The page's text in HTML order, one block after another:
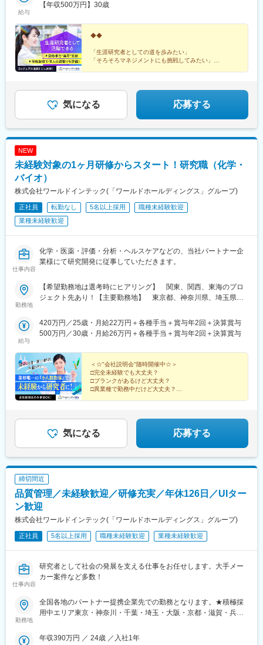
給与
【年収500万円】30歳
◆◆
「生涯研究者としての道を歩みたい」
「そろそろマネジメントにも挑戦してみたい」
◎カジュアル面談も対応しています。お気軽にご相談く
ださい。
気になる 応募する
NEW
未経験対象の1ヶ月研修からスタート！研究職（化学・
バイオ）
株式会社ワールドインテック(「ワールドホールディングス」グループ)
正社員 転勤なし 5名以上採用
職種未経験歓迎
業種未経験歓迎
仕事内容
化学・医薬・評価・分析・ヘルスケアなどの、当社パートナー企
業様にて研究開発に従事していただきます。
勤務地
【希望勤務地は選考時にヒアリング】 関東、関西、東海のプロ
ジェクト先あり！【主要勤務地】 東京都、神奈川県、埼玉県、
賀県、静岡県、愛知県、三重県、広島県、福岡県※住宅補助あり！
（月6万7000円まで会社補助）【配属先一例】中外製薬株式会社
株式会社日東電工株式会社 豊橋事業所ニプロファーマ株式会社 大
舘工場株式会社カネカ株式会社DNPファインケミカル宇都宮株式
会社中外医科学研究所東邦チタニウム株式会社高田製薬株式会社
株式会社理研ジェネシス株式会社マテリアルゲート三井化学EMS
株式会社株式会社エネコート 他＼NEW！エリア制度導入／全国
でスキルを伸ばしたい方も、好きな場所で研究をしたい方も、ご
給与
420万円／25歳・月給22万円＋各種手当＋賞与年2回＋決算賞与
500万円／30歳・月給26万円＋各種手当＋賞与年2回＋決算賞与
＜☆"会社説明会"随時開催中☆＞
□完全未経験でも大丈夫？
□ブランクがあるけど大丈夫？
□異業種で勤務中だけど大丈夫？
まずは説明だけ聞いてみたいという方も大歓迎♪
気になる 応募する
締切間近
品質管理／未経験歓迎／研修充実／年休126日／UIター
ン歓迎
株式会社ワールドインテック(「ワールドホールディングス」グループ)
正社員 5名以上採用 職種未経験歓迎 業種未経験歓迎
仕事内容
研究者として社会の発展を支える仕事をお任せします。大手メー
カー案件など多数！
勤務地
全国各地のパートナー提携企業先での勤務となります。★積極採
用中エリア東京・神奈川・千葉・埼玉・大阪・京都・滋賀・兵
プロジェクトを用意。※勤務地は希望を最大限考慮して決定しま
年収390万円 ／ 24歳 ／入社1年